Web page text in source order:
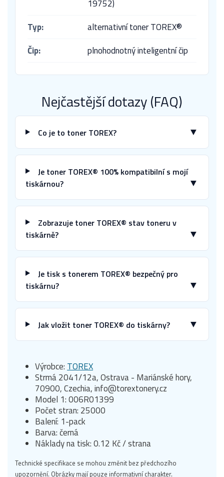
19752)
Typ:
alternativní toner TOREX®
Čip:
plnohodnotný inteligentní čip
Nejčastější dotazy (FAQ)
Co je to toner TOREX? ▼
Je toner TOREX® 100% kompatibilní s mojí
tiskárnou?
▼
Zobrazuje toner TOREX® stav toneru v
tiskárně?
▼
Je tisk s tonerem TOREX® bezpečný pro
tiskárnu?
▼
Jak vložit toner TOREX® do tiskárny? ▼
Výrobce: TOREX
Strmá 2041/12a, Ostrava - Mariánské hory,
70900, Czechia, info@torextonery.cz
Model 1: 006R01399
Počet stran: 25000
Balení: 1-pack
Barva: černá
Náklady na tisk: 0.12 Kč / strana
Technické specifikace se mohou změnit bez předchozího
upozornění. Obrázky mají pouze informativní charakter.